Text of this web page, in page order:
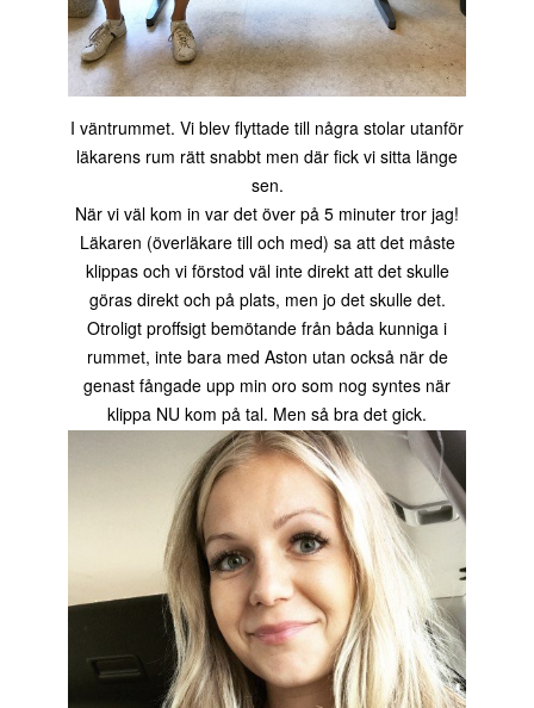
I väntrummet. Vi blev flyttade till några stolar utanför
läkarens rum rätt snabbt men där fick vi sitta länge
sen.
När vi väl kom in var det över på 5 minuter tror jag!
Läkaren (överläkare till och med) sa att det måste
klippas och vi förstod väl inte direkt att det skulle
göras direkt och på plats, men jo det skulle det.
Otroligt proffsigt bemötande från båda kunniga i
rummet, inte bara med Aston utan också när de
genast fångade upp min oro som nog syntes när
klippa NU kom på tal. Men så bra det gick.